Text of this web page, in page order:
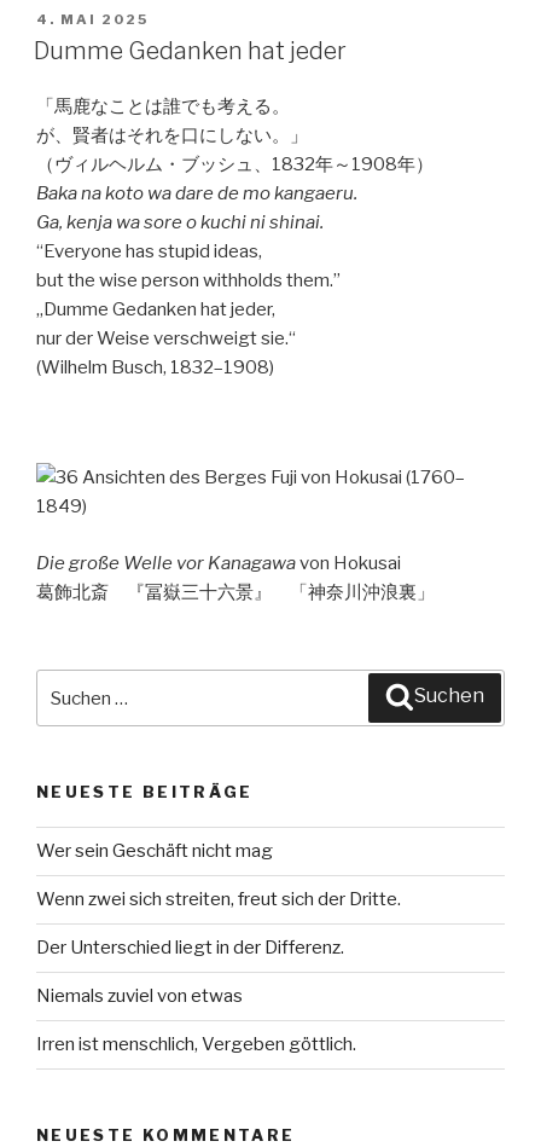
VERÖFFENTLICHT
AM
4. MAI 2025
Dumme Gedanken hat jeder
「馬鹿なことは誰でも考える。
が、賢者はそれを口にしない。」
（ヴィルヘルム・ブッシュ、1832年～1908年）
Baka na koto wa dare de mo kangaeru.
Ga, kenja wa sore o kuchi ni shinai.
“Everyone has stupid ideas,
but the wise person withholds them.”
„Dumme Gedanken hat jeder,
nur der Weise verschweigt sie.“
(Wilhelm Busch, 1832–1908)
Die große Welle vor Kanagawavon Hokusai
葛飾北斎 『冨嶽三十六景』 「神奈川沖浪裏」
Suchen
NEUESTE BEITRÄGE
Wer sein Geschäft nicht mag
Wenn zwei sich streiten, freut sich der Dritte.
Der Unterschied liegt in der Differenz.
Niemals zuviel von etwas
Irren ist menschlich, Vergeben göttlich.
NEUESTE KOMMENTARE